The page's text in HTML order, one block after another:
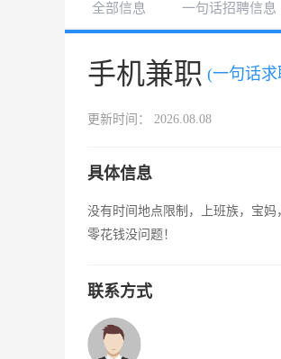
全部信息 一句话招聘信息
手机兼职 (一句话求
更新时间： 2026.08.08
具体信息
没有时间地点限制，上班族，宝
零花钱没问题！
联系方式